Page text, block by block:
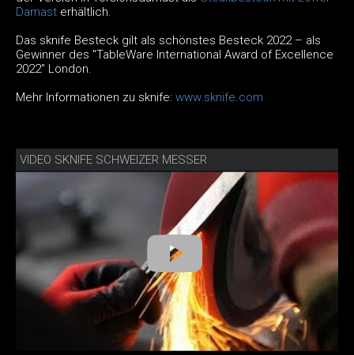
Damast erhältlich.
Das sknife Besteck gilt als schönstes Besteck 2022 – als
Gewinner des "TableWare International Award of Excellence
2022" London.
Mehr Informationen zu sknife: www.sknife.com
VIDEO SKNIFE SCHWEIZER MESSER